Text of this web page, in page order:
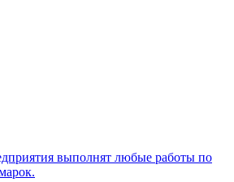
выполнят любые работы по